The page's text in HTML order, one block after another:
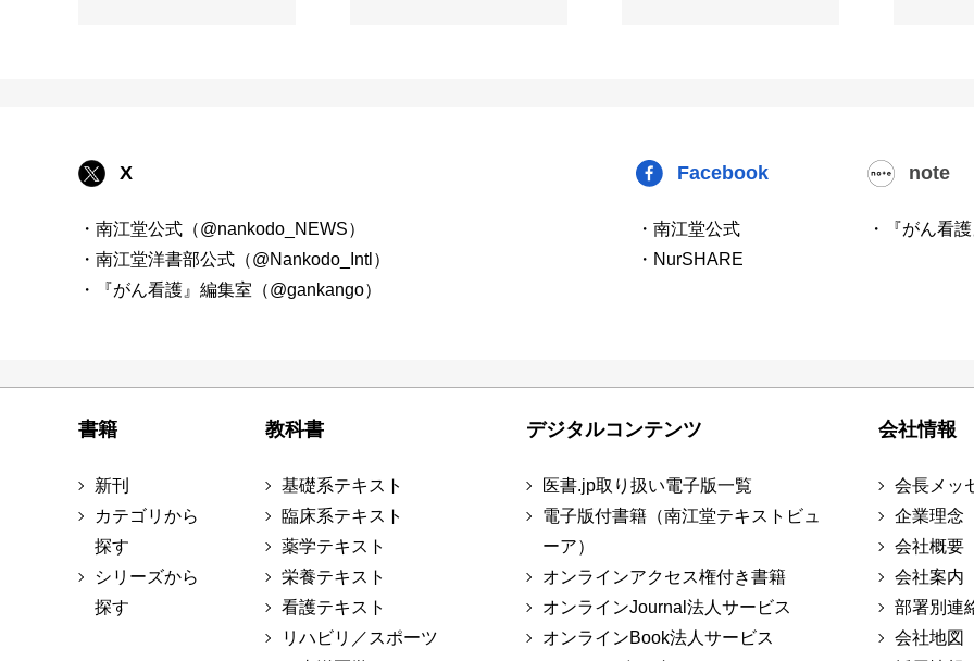
X
・南江堂公式（@nankodo_NEWS）
・南江堂洋書部公式（@Nankodo_Intl）
・『がん看護』編集室（@gankango）
Facebook
・南江堂公式
・NurSHARE
note
・『がん看
書籍
新刊
カテゴリから
探す
シリーズから
探す
教科書
基礎系テキスト
臨床系テキスト
薬学テキスト
栄養テキスト
看護テキスト
リハビリ／スポーツ
デジタルコンテンツ
医書.jp取り扱い電子版一覧
電子版付書籍（南江堂テキストビュ
ーア）
オンラインアクセス権付き書籍
オンラインJournal法人サービス
オンラインBook法人サービス
会社情報
会長メッ
企業理念
会社概要
会社案内
部署別連
会社地図